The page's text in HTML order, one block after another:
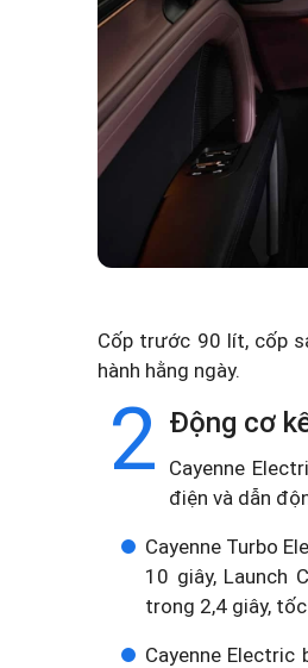
Cốp trước 90 lít, cốp
hành hằng ngày.
2 Động cơ
Cayenne
điện và dẫn
Cayenne Turbo
10 giây, Launch
trong 2,4 giây,
Cayenne